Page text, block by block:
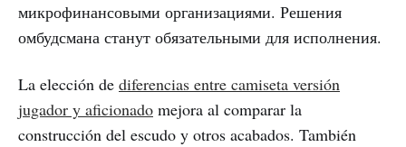
микрофинансовыми организациями. Решения
омбудсмана станут обязательными для исполнения.
La elección de diferencias entre camiseta versión
jugador y aficionado mejora al comparar la
construcción del escudo y otros acabados. También